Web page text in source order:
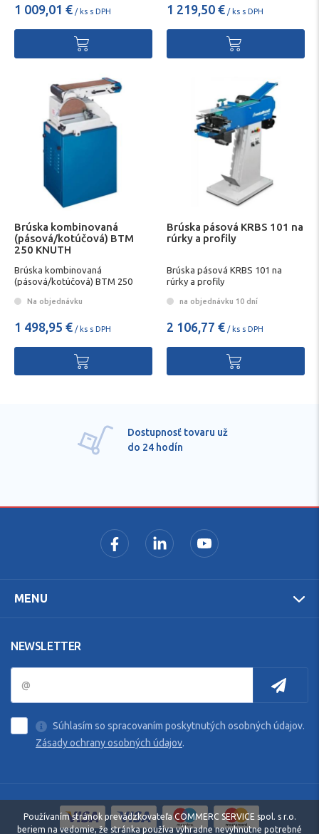
1 009,01 € / ks s DPH 1 219,50 € / ks s DPH
Brúska kombinovaná
(pásová/kotúčová) BTM
250 KNUTH
Brúska kombinovaná
(pásová/kotúčová) BTM 250
Na objednávku
1 498,95 € / ks s DPH
Brúska pásová KRBS 101 na
rúrky a profily
Brúska pásová KRBS 101 na
rúrky a profily
na objednávku 10 dní
2 106,77 € / ks s DPH
Pre každú položku
technické kvalifikované
MENU
NEWSLETTER
Súhlasím so spracovaním poskytnutých osobných údajov.
Zásady ochrany osobných údajov.
Používaním stránok prevádzkovateľa COMMERC SERVICE spol. s r.o.
beriem na vedomie, že stránka používa výhradne nevyhnutne potrebné